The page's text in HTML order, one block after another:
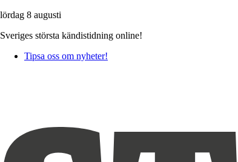
lördag 8 augusti
Sveriges största kändistidning online!
Tipsa oss om nyheter!